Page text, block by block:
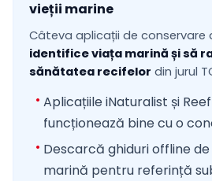
vieții marine
Câteva aplicații de conservare
identifice viața marină și să
sănătatea recifelor din jurul
Aplicațiile iNaturalist și
funcționează bine cu o
Descarcă ghiduri offline
marină pentru referință